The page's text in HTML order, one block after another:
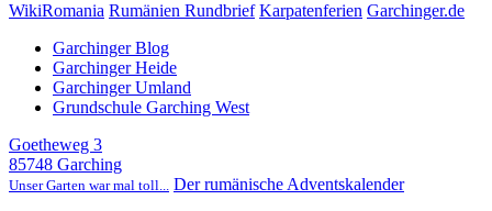
WikiRomania Rumänien Rundbrief Karpatenferien Garchinger.de
Garchinger Blog
Garchinger Heide
Garchinger Umland
Grundschule Garching West
Goetheweg 3
85748 Garching
Unser Garten war mal toll... Der rumänische Adventskalender